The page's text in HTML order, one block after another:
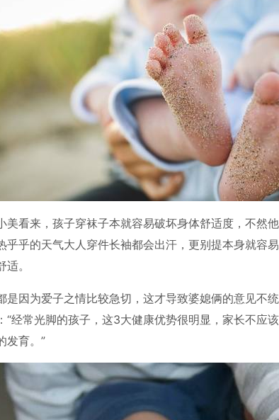
美看来，孩子穿袜子本就容易破坏身体舒适度，不然
乎乎的天气大人穿件长袖都会出汗，更别提本身就容
适。
是因为爱子之情比较急切，这才导致婆媳俩的意见不
“经常光脚的孩子，这3大健康优势很明显，家长不应
发育。”